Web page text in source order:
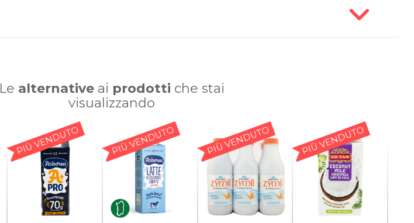
Le alternativeai prodotti che stai
visualizzando
PIÙ VENDUTO PIÙ VENDUTO PIÙ VENDUTO PIÙ VENDUTO